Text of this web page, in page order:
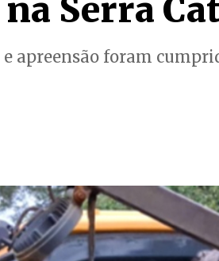
Serra
apreensão foram